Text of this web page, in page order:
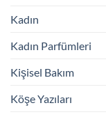
Kadın
Kadın Parfümleri
Kişisel Bakım
Köşe Yazıları